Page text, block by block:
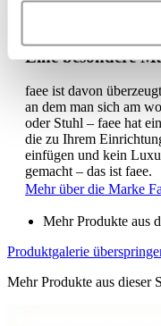
Eine besondere
faee ist davon
an dem man sich am
oder Stuhl – faee hat
die zu Ihrem
einfügen und kein
gemacht – das ist faee.
Mehr über die Marke
Mehr Produkte aus
Produktgalerie
Mehr Produkte aus dieser